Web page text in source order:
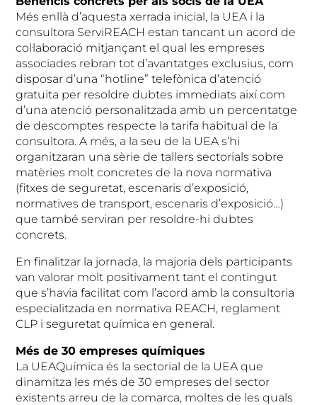
Més enllà d’aquesta xerrada inicial, la UEA i la
consultora ServiREACH estan tancant un acord de
col·laboració mitjançant el qual les empreses
associades rebran tot d’avantatges exclusius, com
disposar d’una “hotline” telefònica d’atenció
gratuïta per resoldre dubtes immediats així com
d’una atenció personalitzada amb un percentatge
de descomptes respecte la tarifa habitual de la
consultora. A més, a la seu de la UEA s’hi
organitzaran una sèrie de tallers sectorials sobre
matèries molt concretes de la nova normativa
(fitxes de seguretat, escenaris d’exposició,
normatives de transport, escenaris d’exposició…)
que també serviran per resoldre-hi dubtes
concrets.
En finalitzar la jornada, la majoria dels participants
van valorar molt positivament tant el contingut
que s’havia facilitat com l’acord amb la consultoria
especialitzada en normativa REACH, reglament
CLP i seguretat química en general.
Més de 30 empreses químiques
La UEAQuímica és la sectorial de la UEA que
dinamitza les més de 30 empreses del sector
existents arreu de la comarca, moltes de les quals